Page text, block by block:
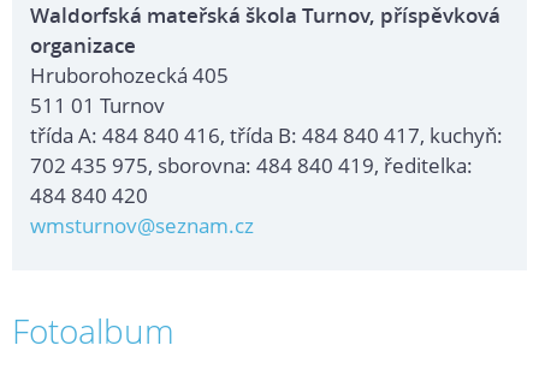
Waldorfská mateřská škola Turnov, příspěvková
organizace
Hruborohozecká 405
511 01 Turnov
třída A: 484 840 416, třída B: 484 840 417, kuchyň:
702 435 975, sborovna: 484 840 419, ředitelka:
484 840 420
wmsturnov@seznam.cz
Fotoalbum